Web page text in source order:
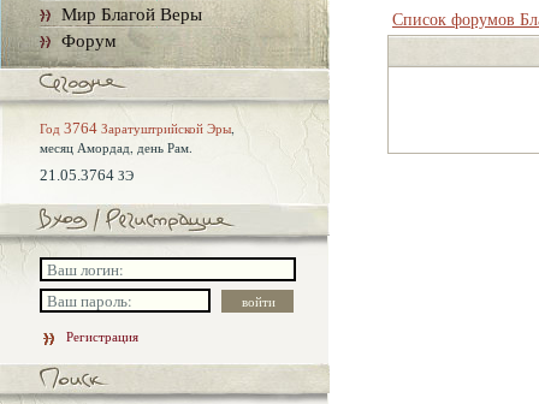
Мир Благой Веры
Форум
Год 3764 Заратуштрийской Эры,
месяц Амордад, день Рам.
21.05.3764 ЗЭ
Регистрация
Список форумов